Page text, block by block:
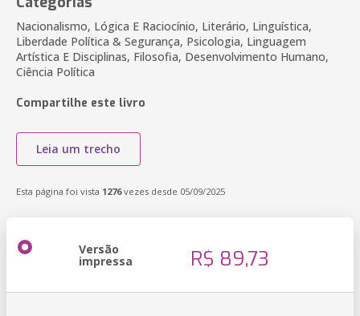
Nacionalismo, Lógica E Raciocínio, Literário, Linguística,
Liberdade Política & Segurança, Psicologia, Linguagem
Artística E Disciplinas, Filosofia, Desenvolvimento Humano,
Ciência Política
Compartilhe este livro
Leia um trecho
Esta página foi vista 1276vezes desde 05/09/2025
Versão
impressa R$ 89,73